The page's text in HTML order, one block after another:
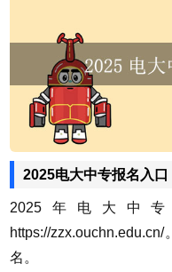
2025电大中专报名入口
2025年电大中
https://
名。